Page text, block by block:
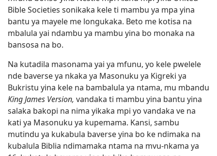
Bible Societies sonikaka kele ti mambu ya mpa yina
bantu ya mayele me longukaka. Beto me kotisa na
mbalula yai ndambu ya mambu yina bo monaka na
bansosa na bo.
Na kutadila masonama yai ya mfunu, yo kele pwelele
nde baverse ya nkaka ya Masonuku ya Kigreki ya
Bukristu yina kele na bambalula ya ntama, mu mbandu
King James Version, vandaka ti mambu yina bantu yina
salaka bakopi na nima yikaka mpi yo vandaka ve na
kati ya Masonuku ya kupemama. Kansi, sambu
mutindu ya kukabula baverse yina bo ke ndimaka na
kubalula Biblia ndimamaka ntama na mvu-nkama ya